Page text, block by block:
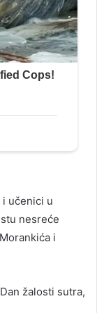
učenici u
nesreće
i
žalosti sutra,